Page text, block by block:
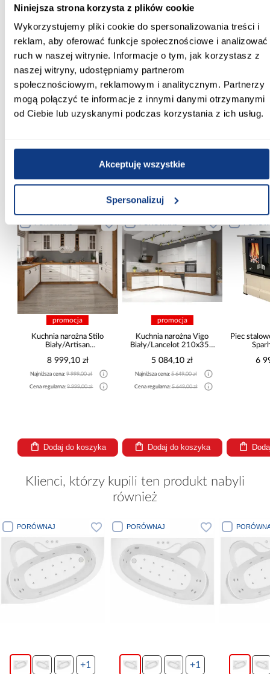
Niniejsza strona korzysta z plików cookie
Wykorzystujemy pliki cookie do spersonalizowania treści i
reklam, aby oferować funkcje społecznościowe i analizować
ruch w naszej witrynie. Informacje o tym, jak korzystasz z
naszej witryny, udostępniamy partnerom
społecznościowym, reklamowym i analitycznym. Partnerzy
mogą połączyć te informacje z innymi danymi otrzymanymi
od Ciebie lub uzyskanymi podczas korzystania z ich usług.
Akceptuję wszystkie
Spersonalizuj
Głębokość [cm]:
50.00
Wysokość [cm]:
Długość [cm]:
170.00
Inni Klienci sprawdzali również
promocja
Kuchnia narożna Stilo
Biały/Artisan
8 999,10 zł
Najniższa cena:9 999,00 zł
Cena regularna:9 999,00 zł
Dodaj do koszyka
promocja
Kuchnia narożna Vigo
Biały/Lancelot 210x350
5 084,10 zł
Najniższa cena:5 649,00 zł
Cena regularna:5 649,00 zł
Dodaj do koszyka
Piec
6
Klienci, którzy kupili ten produkt nabyli
również
PORÓWNAJ
+1
PORÓWNAJ
+1